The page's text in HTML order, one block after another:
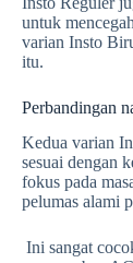
untuk
varian Insto
itu.
Perbandingan
Kedua varian
sesuai dengan
fokus pada
pelumas alami
Ini sangat